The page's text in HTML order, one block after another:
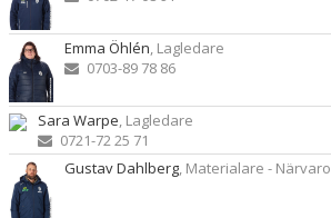
Emma Öhlén, Lagledare
0703-89 78 86
Sara Warpe, Lagledare
0721-72 25 71
Gustav Dahlberg, Materialare - Närvaro